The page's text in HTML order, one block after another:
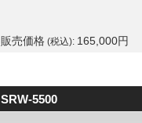
販売価格 (税込): 165,000円
SRW-5500